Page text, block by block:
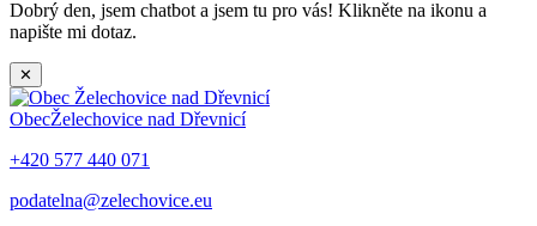
Dobrý den, jsem chatbot a jsem tu pro vás! Klikněte na ikonu a
napište mi dotaz.
✕
ObecŽelechovice nad Dřevnicí
+420 577 440 071
podatelna@zelechovice.eu